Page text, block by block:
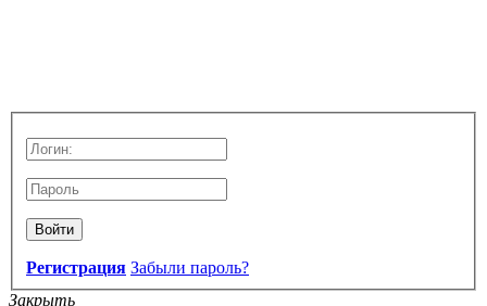
Войти
Регистрация Забыли пароль?
Закрыть